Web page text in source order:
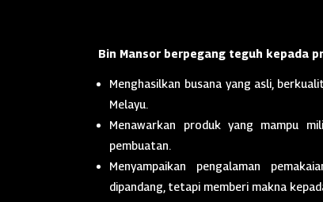
Bin Mansor berpegang teguh kepada
Menghasilkan busana yang asli,
Melayu.
Menawarkan produk yang mampu
pembuatan.
Menyampaikan pengalaman
dipandang, tetapi memberi makna